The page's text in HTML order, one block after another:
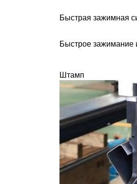
Быстрая зажимная
Быстрое зажимание
Штамп